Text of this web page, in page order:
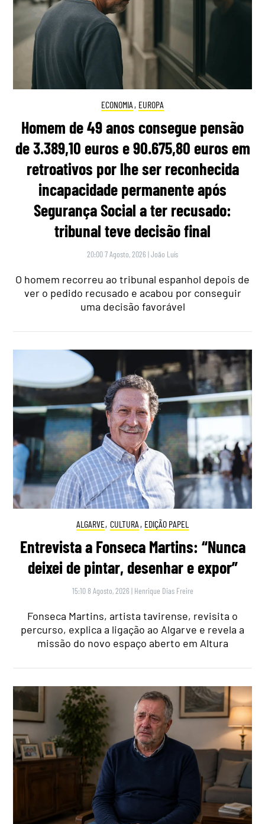
ECONOMIA , EUROPA
Homem de 49 anos consegue pensão
de 3.389,10 euros e 90.675,80 euros em
retroativos por lhe ser reconhecida
incapacidade permanente após
Segurança Social a ter recusado:
tribunal teve decisão final
20:00 7 Agosto, 2026 |João Luís
O homem recorreu ao tribunal espanhol depois de
ver o pedido recusado e acabou por conseguir
uma decisão favorável
ALGARVE, CULTURA , EDIÇÃO PAPEL
Entrevista a Fonseca Martins: “Nunca
deixei de pintar, desenhar e expor”
15:10 8 Agosto, 2026 | Henrique Dias Freire
Fonseca Martins, artista tavirense, revisita o
percurso, explica a ligação ao Algarve e revela a
missão do novo espaço aberto em Altura